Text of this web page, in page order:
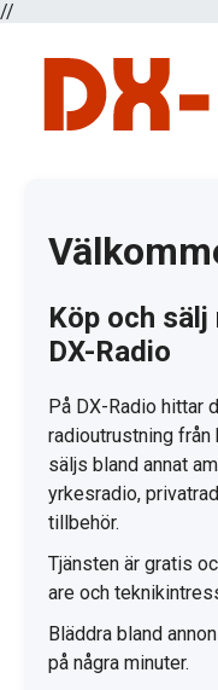
//
Köp och
DX-Radio
På DX-Radio hittar
radioutrustning från
säljs bland annat
yrkesradio,
tillbehör.
Tjänsten är gratis
are och
Bläddra bland
på några minuter.